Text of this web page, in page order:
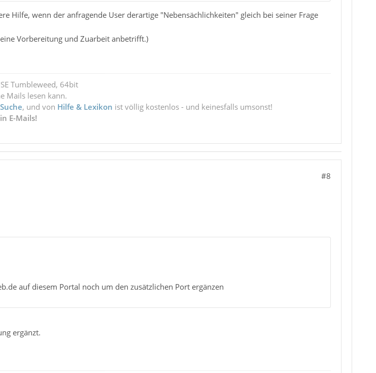
Hilfe, wenn der anfragende User derartige "Nebensächlichkeiten" gleich bei seiner Frage
Vorbereitung und Zuarbeit anbetrifft.)
Tumbleweed, 64bit
Mails lesen kann.
, und von Hilfe & Lexikon ist völlig kostenlos - und keinesfalls umsonst!
E-Mails!
#8
auf diesem Portal noch um den zusätzlichen Port ergänzen
ergänzt.